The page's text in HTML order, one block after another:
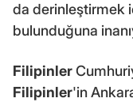
da derinleştirmek
bulunduğuna
Filipinler
Filipinler'in